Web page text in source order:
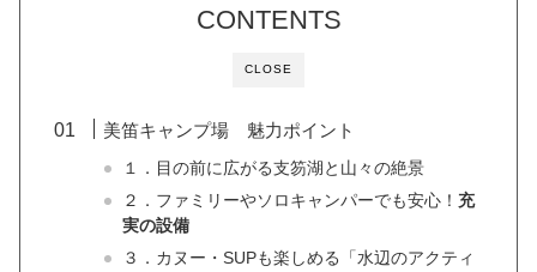
CLOSE
CONTENTS
美笛キャンプ場 魅力ポイント
１．目の前に広がる支笏湖と山々の絶景
２．ファミリーやソロキャンパーでも安心！ 充
実の設備
３．カヌー・SUPも楽しめる「水辺のアクティ